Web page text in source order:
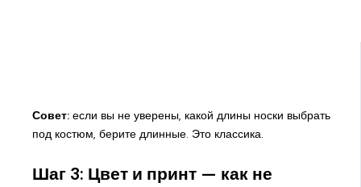
Совет:если вы не уверены, какой длины носки выбрать
под костюм, берите длинные. Это классика.
Шаг 3: Цвет и принт — как не